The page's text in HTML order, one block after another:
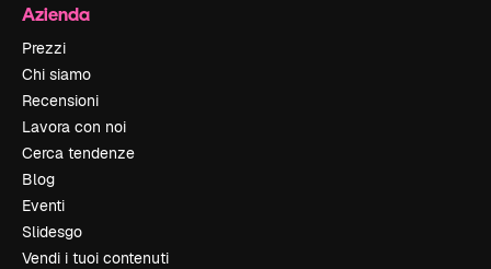
Azienda
Prezzi
Chi siamo
Recensioni
Lavora con noi
Cerca tendenze
Blog
Eventi
Slidesgo
Vendi i tuoi contenuti